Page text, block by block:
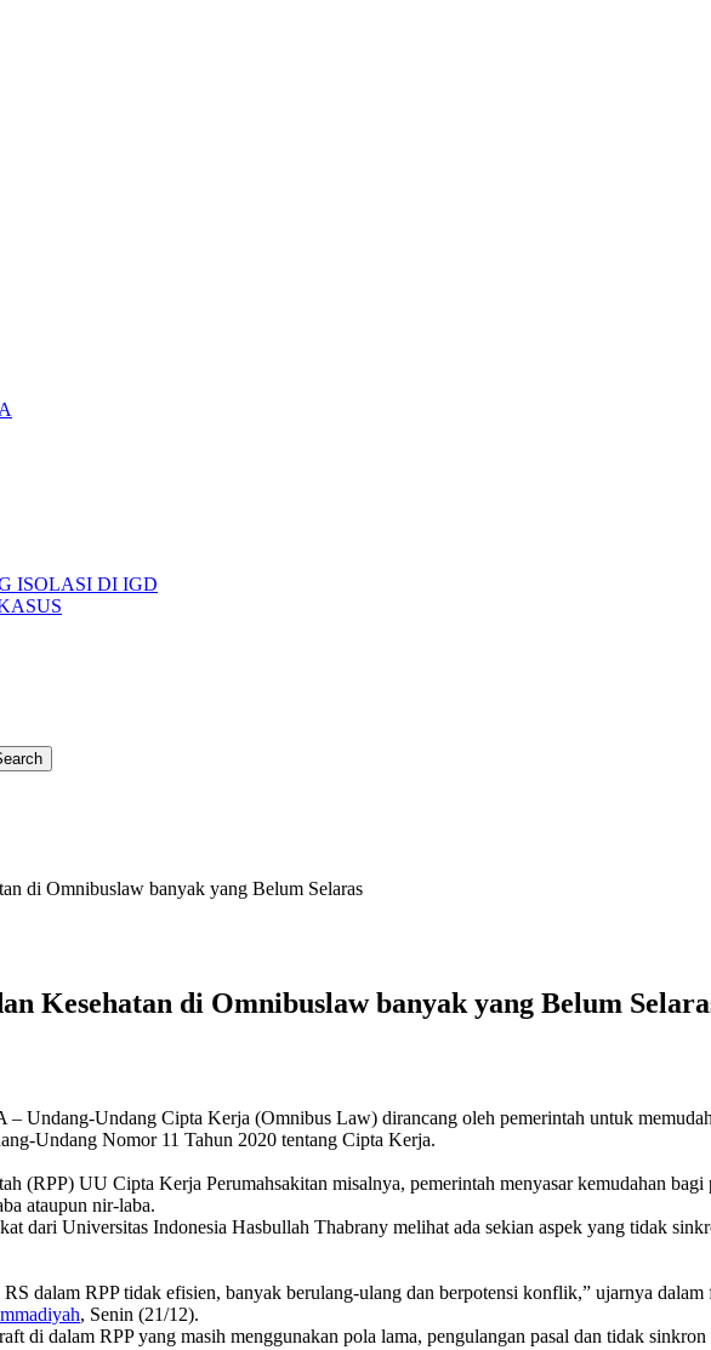
ISOLASI DI IGD
di Omnibuslaw banyak yang Belum Selaras
Kesehatan di Omnibuslaw banyak yang Belum
Undang Cipta Kerja (Omnibus Law) dirancang oleh pemerintah untuk
Undang Nomor 11 Tahun 2020 tentang Cipta Kerja.
(RPP) UU Cipta Kerja Perumahsakitan misalnya, pemerintah menyasar kemudahan
ataupun nir-laba.
dari Universitas Indonesia Hasbullah Thabrany melihat ada sekian aspek yang tidak
dalam RPP tidak efisien, banyak berulang-ulang dan berpotensi konflik,” ujarnya
, Senin (21/12).
di dalam RPP yang masih menggunakan pola lama, pengulangan pasal dan tidak